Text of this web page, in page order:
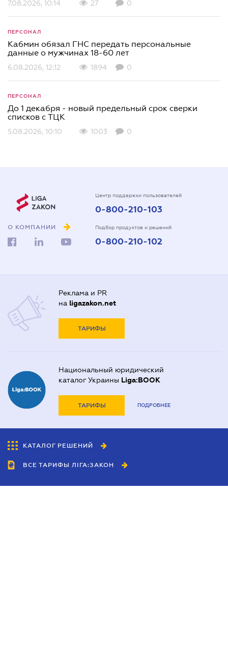
7.08.2026, 10:14 27 0
ПЕРСОНАЛ
Кабмин обязал ГНС передать персональные
данные о мужчинах 18-60 лет
6.08.2026, 12:12 1894 0
ПЕРСОНАЛ
До 1 декабря - новый предельный срок сверки
списков c ТЦК
5.08.2026, 10:10 1003 0
О КОМПАНИИ
Центр поддержки пользователей
0-800-210-103
Подбор продуктов и решений
0-800-210-102
Реклама и PR
на ligazakon.net
ТАРИФЫ
Национальный юридический
каталог Украины Liga:BOOK
ТАРИФЫ ПОДРОБНЕЕ
КАТАЛОГ РЕШЕНИЙ
ВСЕ ТАРИФЫ ЛІГА:ЗАКОН